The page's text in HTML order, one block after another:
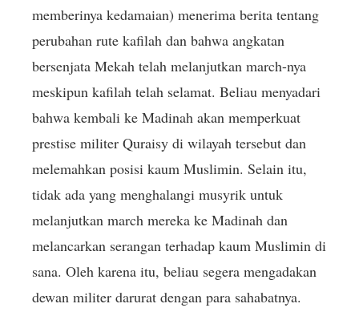
memberinya kedamaian) menerima berita tentang
perubahan rute kafilah dan bahwa angkatan
bersenjata Mekah telah melanjutkan march-nya
meskipun kafilah telah selamat. Beliau menyadari
bahwa kembali ke Madinah akan memperkuat
prestise militer Quraisy di wilayah tersebut dan
melemahkan posisi kaum Muslimin. Selain itu,
tidak ada yang menghalangi musyrik untuk
melanjutkan march mereka ke Madinah dan
melancarkan serangan terhadap kaum Muslimin di
sana. Oleh karena itu, beliau segera mengadakan
dewan militer darurat dengan para sahabatnya.